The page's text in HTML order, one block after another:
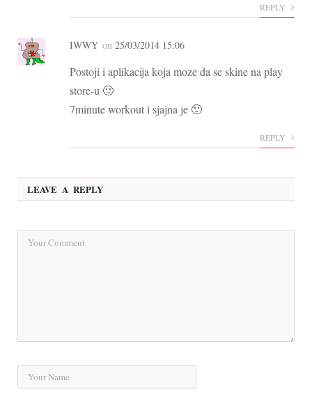
REPLY
IWWY on 25/03/2014 15:06
Postoji i aplikacija koja moze da se skine na play
store-u 🙂
7minute workout i sjajna je 🙂
REPLY
LEAVE A REPLY